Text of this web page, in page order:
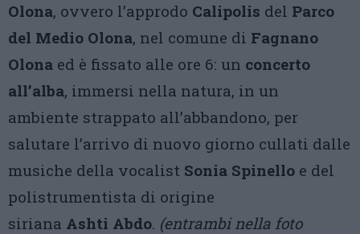
Olona, ovvero l’approdo Calipolis del Parco
del Medio Olona, nel comune di Fagnano
Olona ed è fissato alle ore 6: un concerto
all’alba, immersi nella natura, in un
ambiente strappato all’abbandono, per
salutare l’arrivo di nuovo giorno cullati dalle
musiche della vocalist Sonia Spinello e del
polistrumentista di origine
siriana Ashti Abdo. (entrambi nella foto